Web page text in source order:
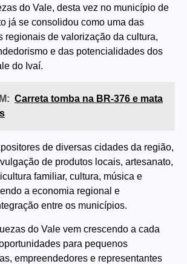
do Vale, desta vez no município de
já se consolidou como uma das
regionais de valorização da cultura,
e das potencialidades dos
do Ivaí.
Carreta tomba na BR-376 e mata
de diversas cidades da região,
de produtos locais, artesanato,
familiar, cultura, música e
a economia regional e
entre os municípios.
do Vale vem crescendo a cada
para pequenos
empreendedores e representantes